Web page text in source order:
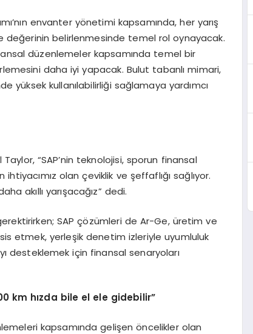
envanter yönetimi kapsamında, her yarış
değerinin belirlenmesinde temel rol oynayacak.
düzenlemeler kapsamında temel bir
daha iyi yapacak. Bulut tabanlı mimari,
yüksek kullanılabilirliği sağlamaya yardımcı
Taylor, “SAP’nin teknolojisi, sporun finansal
olan çeviklik ve şeffaflığı sağlıyor.
akıllı yarışacağız” dedi.
SAP çözümleri de Ar-Ge, üretim ve
etmek, yerleşik denetim izleriyle uyumluluk
desteklemek için finansal senaryoları
km hızda bile el ele gidebilir”
kapsamında gelişen öncelikler olan